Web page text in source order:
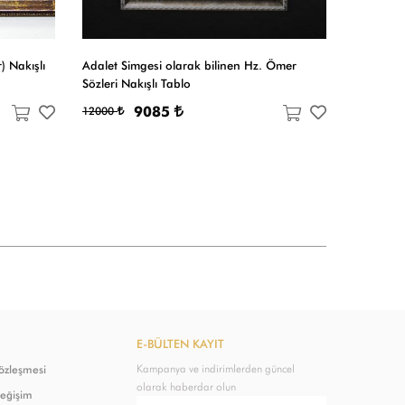
Adalet Simgesi olarak bilinen Hz. Ömer
Sözleri Nakışlı Tablo
12000 9085
E-BÜLTEN KAYIT
Kampanya ve indirimlerden güncel
olarak haberdar olun